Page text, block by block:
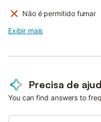
Não é permitido fumar
Exibir mais
Precisa de
You can find answers to